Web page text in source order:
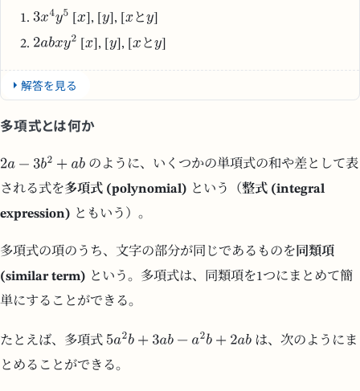
[ ], [ ], [ と
], [ ], [ と
解答を見る
多項式とは何か
のように、いくつかの単項式の和や差として表
される式を多項式 (polynomial) という（整式 (integral
expression) ともいう）。
多項式の項のうち、文字の部分が同じであるものを 同類項
(similar term) という。多項式は、同類項を1つにまとめて簡
単にすることができる。
たとえば、多項式
は、次のようにま
とめることができる。